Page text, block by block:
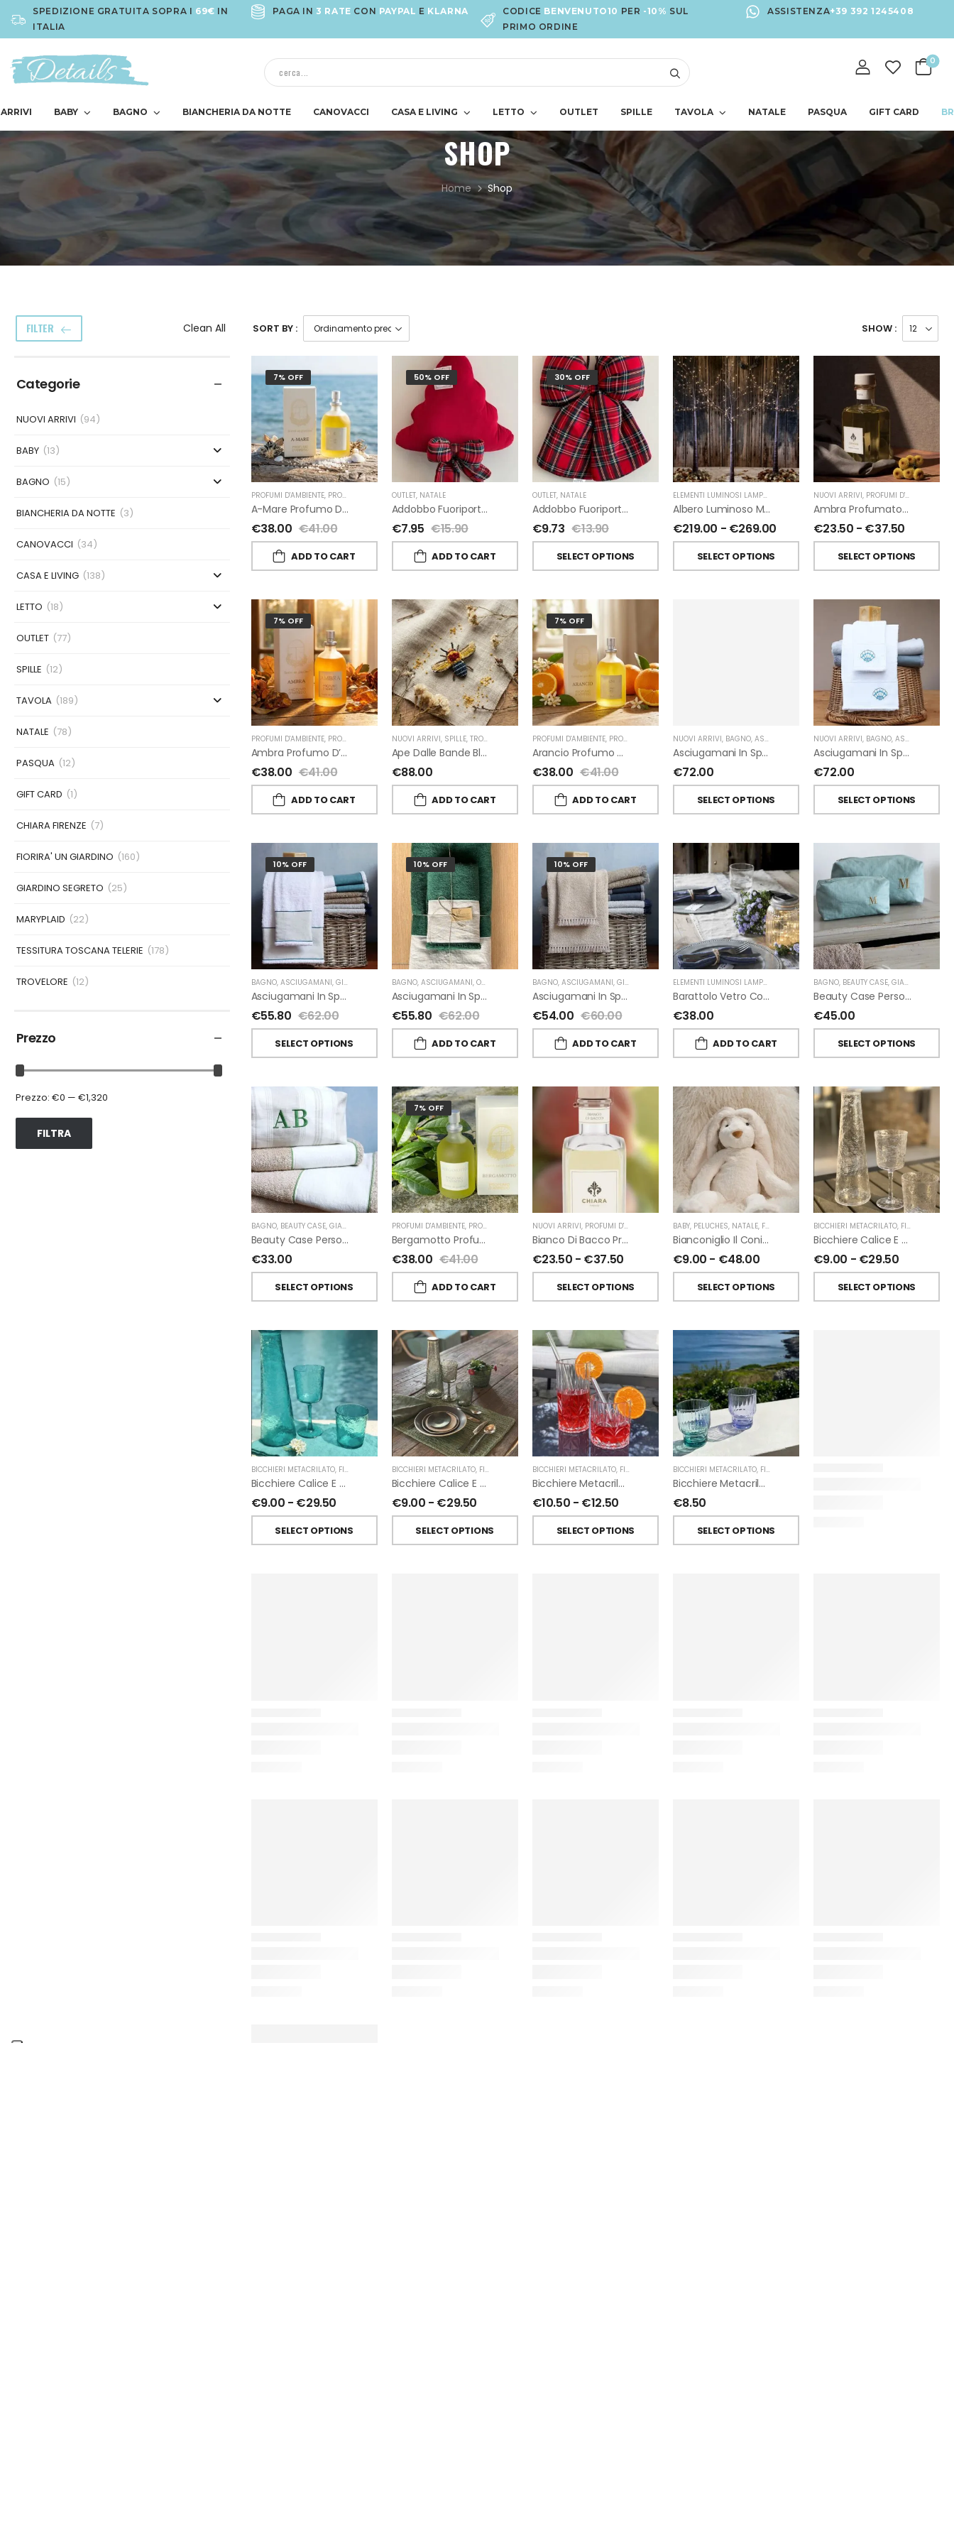
SPEDIZIONE GRATUITA SOPRA I 69€ IN
ITALIA
PAGA IN 3 RATE CON PAYPAL E KLARNA CODICE BENVENUTO10 PER -10% SUL
PRIMO ORDINE
ASSISTENZA+39 392 1245408
0
BABY BAGNO BIANCHERIA DA NOTTE CANOVACCI CASA E LIVING LETTO OUTLET SPILLE TAVOLA NATALE PASQUA GIFT CARD
SHOP
Home Shop
FILTER Clean All
Categorie
NUOVI ARRIVI (94)
BABY (13)
BAGNO (15)
BIANCHERIA DA NOTTE (3)
CANOVACCI (34)
CASA E LIVING (138)
LETTO (18)
OUTLET (77)
SPILLE (12)
TAVOLA (189)
NATALE (78)
PASQUA (12)
GIFT CARD (1)
CHIARA FIRENZE (7)
FIORIRA' UN GIARDINO (160)
GIARDINO SEGRETO (25)
MARYPLAID (22)
TESSITURA TOSCANA TELERIE (178)
TROVELORE (12)
Prezzo
FILTRA
Prezzo: €0 — €1,320
SORT BY : SHOW :
7% OFF
PROFUMI D'AMBIENTE, PROFUMI D'AMBIENTE FIORIRA' UN GIARDINO FIORIRA' UN GIARDINO
A-Mare Profumo D’ambiente Di Fiorirà Un Giardino
€38.00 €41.00
ADD TO CART
50% OFF
OUTLET, NATALE
Addobbo Fuoriporta Alberello Velluto Rosso Con Fiocchetto Tartan
€7.95 €15.90
ADD TO CART
30% OFF
OUTLET, NATALE
Addobbo Fuoriporta Fiocco In Velluto Rosso O In Tartan
€9.73 €13.90
SELECT OPTIONS
ELEMENTI LUMINOSI LAMPADE E LED NATALE,FIORIRA' UN GIARDINO
Albero Luminoso Marrone Interno-Esterno Di Fiorirà Un Giardino
€219.00 - €269.00
SELECT OPTIONS
NUOVI ARRIVI, PROFUMI D'AMBIENTE
Ambra Profumatori Per Ambiente A Bastoncini Di Chiara Firenze
€23.50 - €37.50
SELECT OPTIONS
7% OFF
PROFUMI D'AMBIENTE, PROFUMI D'AMBIENTE FIORIRA' UN GIARDINO ,FIORIRA' UN GIARDINO
Ambra Profumo D’ambiente Di Fiorirà Un Giardino
€38.00 €41.00
ADD TO CART
NUOVI ARRIVI, SPILLE, TROVELORE
Ape Dalle Bande Blu Spilla Decorata A Mano Di Trovelore
€88.00
ADD TO CART
7% OFF
PROFUMI D'AMBIENTE, PROFUMI D'AMBIENTE FIORIRA' UN GIARDINO ,FIORIRA' UN GIARDINO
Arancio Profumo D’ambiente Di Fiorirà Un Giardino
€38.00 €41.00
ADD TO CART
NUOVI ARRIVI, BAGNO, ASCIUGAMANI GIARDINO SEGRETO
Asciugamani In Spugna Con Fiori In Lino Applicati Di Giardino Segreto.
€72.00
SELECT OPTIONS
NUOVI ARRIVI, BAGNO, ASCIUGAMANI
Asciugamani In Spugna Con Ricami Marini Di Giardino Segreto.
€72.00
SELECT OPTIONS
10% OFF
BAGNO, ASCIUGAMANI, GIARDINO SEGRETO
Asciugamani In Spugna E Lino Di Giardino Segreto
€55.80 €62.00
SELECT OPTIONS
10% OFF
BAGNO, ASCIUGAMANI, OUTLET GIARDINO SEGRETO
Asciugamani In Spugna E Lino Di Giardino Segreto
€55.80 €62.00
ADD TO CART
10% OFF
BAGNO, ASCIUGAMANI, GIARDINO SEGRETO
Asciugamani In Spugna E Nappe Di Giardino Segreto
€54.00 €60.00
ADD TO CART
ELEMENTI LUMINOSI LAMPADE E LED NATALE,FIORIRA' UN GIARDINO
Barattolo Vetro Con Corda Energia Solare Esterno D11 H15.6 Cm
€38.00
ADD TO CART
BAGNO, BEAUTY CASE, GIARDINO SEGRETO
Beauty Case Personalizzati In Lino Resinato Antimacchia Giardino Segreto
€45.00
SELECT OPTIONS
BAGNO, BEAUTY CASE, GIARDINO SEGRETO
Beauty Case Personalizzati In Lino Rigato Giardino Segreto
€33.00
SELECT OPTIONS
7% OFF
PROFUMI D'AMBIENTE, PROFUMI D'AMBIENTE FIORIRA' UN GIARDINO ,FIORIRA' UN GIARDINO
Bergamotto Profumo D’ambiente Di Fiorirà Un Giardino
€38.00 €41.00
ADD TO CART
NUOVI ARRIVI, PROFUMI D'AMBIENTE PROFUMATORI A BASTONCINI,CHIARA FIRENZE
Bianco Di Bacco Profumatori Per Ambiente A Bastoncini Di Chiara Firenze
€23.50 - €37.50
SELECT OPTIONS
BABY, PELUCHES, NATALE, FIORIRA' UN GIARDINO
Bianconiglio Il Coniglio Dalle Lunghe Orecchie H50 Cm Di Fiorirà Un Giardino
€9.00 - €48.00
SELECT OPTIONS
BICCHIERI METACRILATO, FIORIRA' UN GIARDINO
Bicchiere Calice E Bottiglia Metacrilati Effetto Martellato Trasparente Di Fiorirà Un Giardino
€9.00 - €29.50
SELECT OPTIONS
BICCHIERI METACRILATO, FIORIRA' UN GIARDINO
Bicchiere Calice E Bottiglia Metacrilati Effetto Martellato Turchese Di Fiorirà Un Giardino
€9.00 - €29.50
SELECT OPTIONS
BICCHIERI METACRILATO, FIORIRA' UN GIARDINO
Bicchiere Calice E Bottiglia Metacrilati Effetto Martellato Verde Di Fiorirà Un Giardino
€9.00 - €29.50
SELECT OPTIONS
BICCHIERI METACRILATO, FIORIRA' UN GIARDINO
Bicchiere Metacrilato Diamante Di Fiorirà Un Giardino
€10.50 - €12.50
SELECT OPTIONS
BICCHIERI METACRILATO, FIORIRA' UN GIARDINO
Bicchiere Metacrilato Righe Impilabile Di Fiorirà Un Giardino
€8.50
SELECT OPTIONS